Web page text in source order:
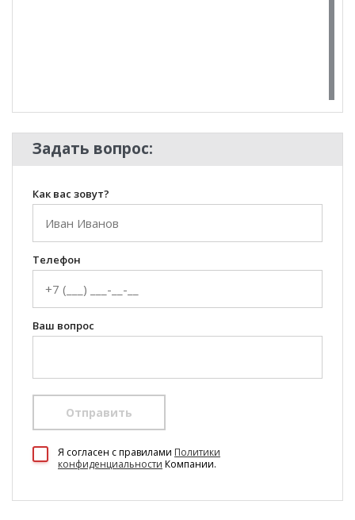
Задать вопрос:
Как вас зовут?
Телефон
Ваш вопрос
Отправить
Я согласен c правилами Политики
конфиденциальности Компании.